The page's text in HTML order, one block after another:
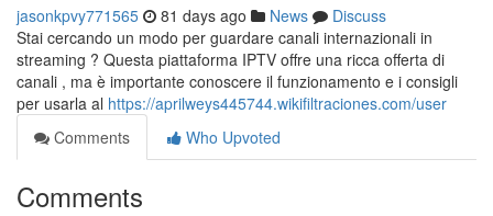
jasonkpvy771565 81 days ago News
Discuss
Stai cercando un modo per guardare canali internazionali in
streaming ? Questa piattaforma IPTV offre una ricca offerta di
canali , ma è importante conoscere il funzionamento e i consigli
per usarla al https://aprilweys445744.wikifiltraciones.com/user
Comments
Who Upvoted
Comments